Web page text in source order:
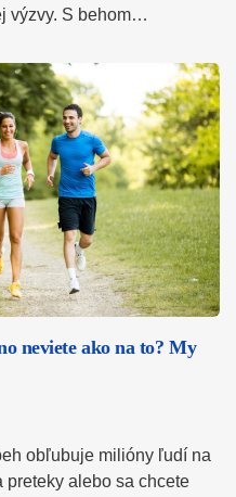
výzvy. S behom…
neviete ako na to? My
obľubuje milióny ľudí na
preteky alebo sa chcete